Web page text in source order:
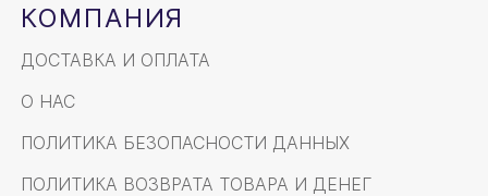
КОМПАНИЯ
ДОСТАВКА И ОПЛАТА
О НАС
ПОЛИТИКА БЕЗОПАСНОСТИ ДАННЫХ
ПОЛИТИКА ВОЗВРАТА ТОВАРА И ДЕНЕГ